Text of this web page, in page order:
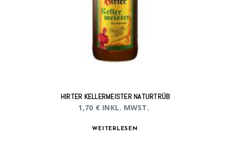
HIRTER KELLERMEISTER NATURTRÜB
1,70 € INKL. MWST.
WEITERLESEN